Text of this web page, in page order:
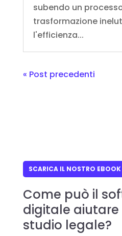
subendo un
trasformazione
l'efficienza...
« Post precedenti
SCARICA IL NOSTRO EBOOK
Come può il
digitale aiutare
studio legale?